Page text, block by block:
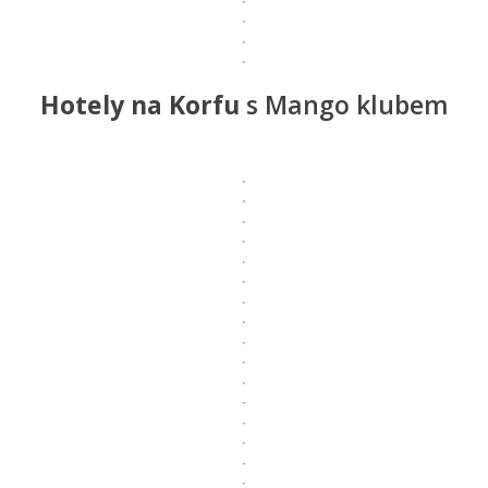
Hotely na Korfu s Mango klubem